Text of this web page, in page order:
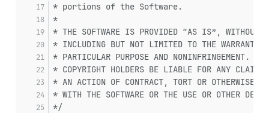
* portions of the Software.
*
* THE SOFTWARE IS PROVIDED “AS IS”, WITHOUT
* INCLUDING BUT NOT LIMITED TO THE
* PARTICULAR PURPOSE AND NONINFRINGEMENT. IN
* COPYRIGHT HOLDERS BE LIABLE FOR ANY
* AN ACTION OF CONTRACT, TORT OR OTHERWISE,
* WITH THE SOFTWARE OR THE USE OR OTHER
*/